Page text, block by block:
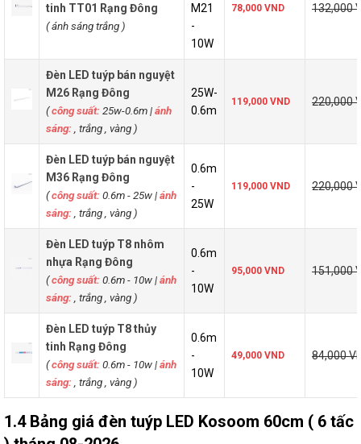
tinh TT01 Rạng Đông
( ánh sáng trắng )
M21
-
10W
78,000 VND 132,000
Đèn LED tuýp bán nguyệt
M26 Rạng Đông
(công suất:25w-0.6m|ánh
sáng: , trắng , vàng )
25W-
0.6m
119,000 VND 220,000
Đèn LED tuýp bán nguyệt
M36 Rạng Đông
(công suất:0.6m - 25w|ánh
sáng: , trắng , vàng )
0.6m
-
25W
119,000 VND 220,000
Đèn LED tuýp T8 nhôm
nhựa Rạng Đông
(công suất:0.6m - 10w|ánh
sáng: , trắng , vàng )
0.6m
-
10W
95,000 VND 151,000
Đèn LED tuýp T8 thủy
tinh Rạng Đông
(công suất:0.6m - 10w|ánh
sáng: , trắng , vàng )
0.6m
-
10W
49,000 VND 84,000
1.4 Bảng giá đèn tuýp LED Kosoom 60cm ( 6 tấc